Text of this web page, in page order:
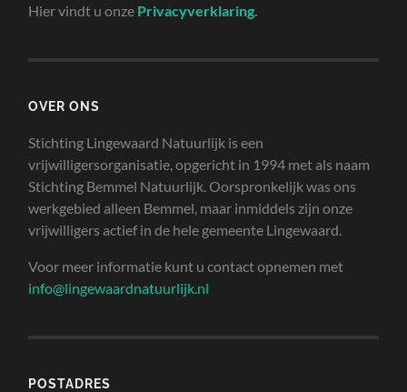
Hier vindt u onze Privacyverklaring
OVER ONS
Stichting Lingewaard Natuurlijk is een
vrijwilligersorganisatie, opgericht in 1994 met als naam
Stichting Bemmel Natuurlijk. Oorspronkelijk was ons
werkgebied alleen Bemmel, maar inmiddels zijn onze
vrijwilligers actief in de hele gemeente Lingewaard.
Voor meer informatie kunt u contact opnemen met
info@lingewaardnatuurlijk.nl
POSTADRES